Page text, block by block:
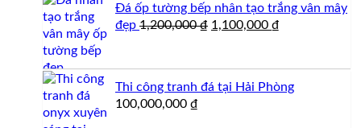
Đá ốp tường bếp nhân tạo trắng vân mây
đẹp 1,200,000₫ Giá
1,100,000 ₫
1,100,000 ₫.
Thi công tranh đá tại Hải Phòng
100,000,000 ₫